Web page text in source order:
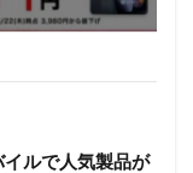
イルで人気製品が